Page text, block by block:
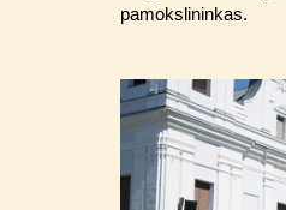
pamokslininkas.